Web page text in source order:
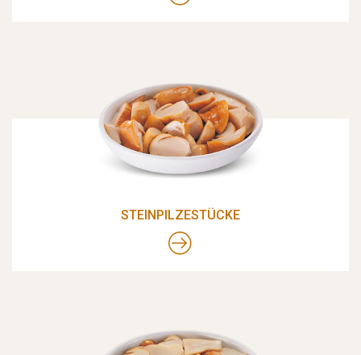
STEINPILZESTÜCKE